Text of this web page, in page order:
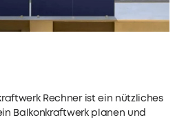
Rechner ist ein nützliches
Balkonkraftwerk planen und